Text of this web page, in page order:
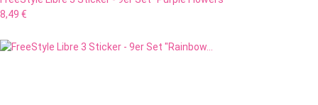
8,49 €